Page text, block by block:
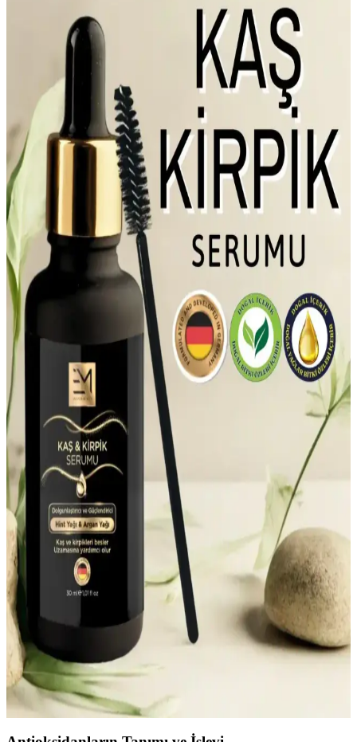
Doğal lesitin takviyesi, cilt elastikiyetini artırıp yaşlanma belirtilerini
geciktirerek güzellik ve bakımda doğal bir tercih sunar. Fosfolipitler
sayesinde cilt sağlığını destekler.
Yüksek Koruma ve Leke Önleyici Güneş Kremleri:
Cilt Sağlığını Koruyan Etkili Seçenekler
Yüksek SPF ve antioksidan içeriğiyle leke önleyici güneş kremleri,
cilt sağlığını korur, leke oluşumunu engeller ve güneş ışınlarına karşı
güçlü bir bariyer oluşturur.
Kozmetik Kapsüller Demir ve Vitamin İçeriğiyle Cilt
Sağlığını Güçlendiren Yenilikçi Çözümler
Demir ve vitamin içeren kozmetik kapsüller, cilt sağlığını destekler,
kullanım kolaylığı sağlar ve yaşlanma belirtilerini geciktirir, güvenli
ve etkili cilt bakımı sunar.
Doğal Bileşenli Yaşlanma Karşıtı Yüz Kremleri:
Güvenli ve Etkili Cilt Bakım Seçenekleri
Doğal bileşenli yaşlanma karşıtı yüz kremleri, cilt elastikiyetini
artırır, yaşlanma belirtilerini hafifletir ve cildi korur. Doğal içeriklerle
güvenli ve etkili bakım sağlar.
Gece ve Gündüz Cilt Bakım Kremleri: Farklar,
Kullanım ve En İyi Seçenekler
Gündüz kremleri güneş ve çevresel faktörlere karşı koruma sağlar,
hafif yapılıdır. Gece kremleri ise cilt yenilenmesine destek olur,
yoğun ve besleyicidir. Düzenli kullanım cilt sağlığını artırır.
Etkili Yaşlanma Karşıtı Cilt Bakım Kremleri ve
Kullanım İpuçları
Yaşlanma karşıtı kremler, hyaluronik asit ve retinol gibi içeriklerle
cildi yeniler, elastikiyetini artırır ve kırışıklıkları azaltır. Düzenli
kullanım ve doğru ürün seçimiyle cilt sağlığı korunur.
Doğal İçeriklerle Zenginleştirilmiş Kas Serumu ve
Cilt Bakımında Avantajlar
Doğal içeriklerle formüle edilen kas serumu, hassas ciltler ve çevre
bilincine sahip kullanıcılar için nazik ve etkili bakım sağlar, cilt
sağlığını korur ve çevre dostudur.